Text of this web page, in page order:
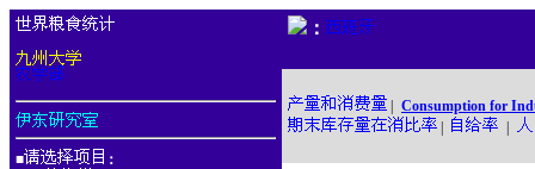
■ ：
：
Consumption for